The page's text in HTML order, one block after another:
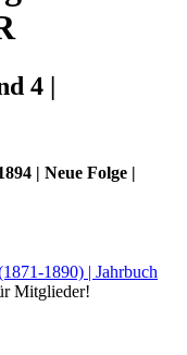
4 |
| Neue Folge |
1890) | Jahrbuch
Mitglieder!